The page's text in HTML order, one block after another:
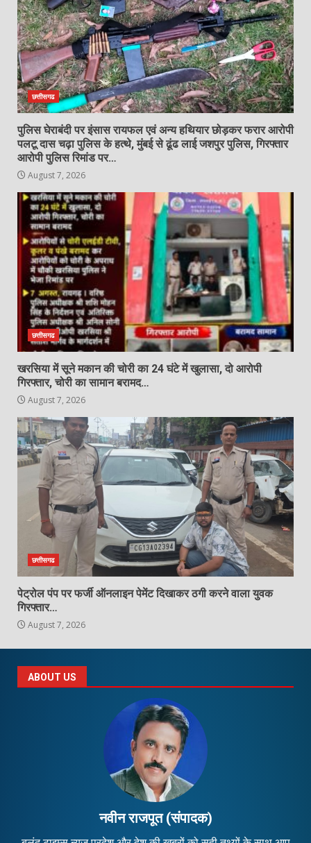
5
गिरजाबंद हनुमान मंदिर परिसर में वृद्ध का शव
मिलने से सनसनी, पुलिस जांच में जुटी…
August 7, 2026
6
डीआईजी एवं एसएसपी डाॅ. लाल उमेद सिंह ने
ली अपराध समीक्षा बैठक, लंबित प्रकरणों के
शीघ्र निराकरण एवं प्रभावी पुलिसिंग के दिए
निर्देश
7
रतनपुर अग्रवाल समाज ने किया 151
फलदार वृक्षों का रोपण, पर्यावरण संरक्षण का
दिया संदेश
August 7, 2026
छत्तीसगढ
पुलिस घेराबंदी पर इंसास रायफल एवं अन्य हथियार छोड़कर फरार आरोपी
पलटू दास चढ़ा पुलिस के हत्थे, मुंबई से ढूंढ लाई जशपुर पुलिस, गिरफ्तार
आरोपी पुलिस रिमांड पर…
August 7, 2026
छत्तीसगढ
खरसिया में सूने मकान की चोरी का 24 घंटे में खुलासा, दो आरोपी
गिरफ्तार, चोरी का सामान बरामद…
August 7, 2026
छत्तीसगढ
पेट्रोल पंप पर फर्जी ऑनलाइन पेमेंट दिखाकर ठगी करने वाला युवक
गिरफ्तार…
August 7, 2026
ABOUT US
नवीन राजपूत (संपादक)